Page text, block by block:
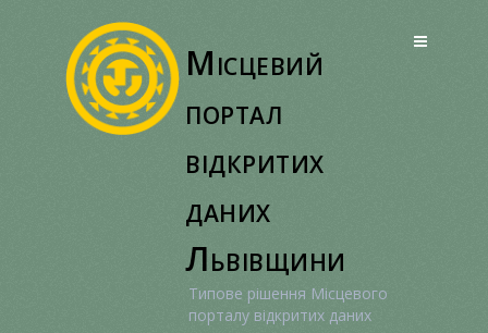
Місцевий
портал
відкритих
даних
Львівщини
Типове рішення Місцевого
порталу відкритих даних